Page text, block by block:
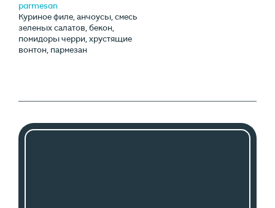
parmesan
Куриное филе, анчоусы, смесь
зеленых салатов, бекон,
помидоры черри, хрустящие
вонтон, пармезан